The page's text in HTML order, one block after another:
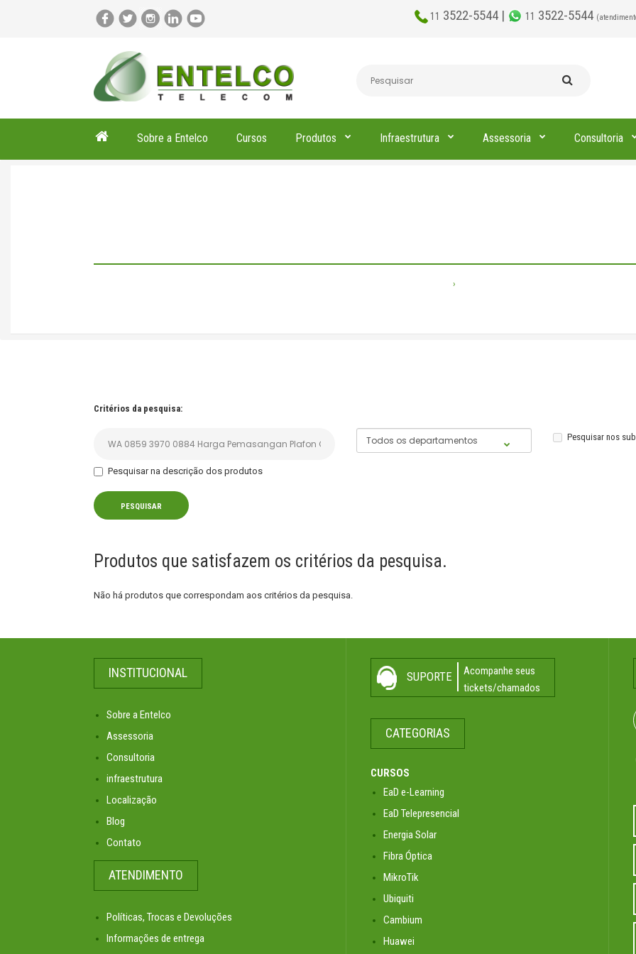
11 3522-5544 | 11 3522-5544
Sobre a Entelco Cursos Produtos Infraestrutura Assessoria Consultoria
Critérios da pesquisa:
Pesquisar nos
Pesquisar na descrição dos produtos
Produtos que satisfazem os critérios da pesquisa.
Não há produtos que correspondam aos critérios da pesquisa.
INSTITUCIONAL
Sobre a Entelco
Assessoria
Consultoria
infraestrutura
Localização
Blog
Contato
ATENDIMENTO
Políticas, Trocas e Devoluções
Informações de entrega
SUPORTE
Acompanhe seus
tickets/chamados
CATEGORIAS
CURSOS
EaD e-Learning
EaD Telepresencial
Energia Solar
Fibra Óptica
MikroTik
Ubiquiti
Cambium
Huawei